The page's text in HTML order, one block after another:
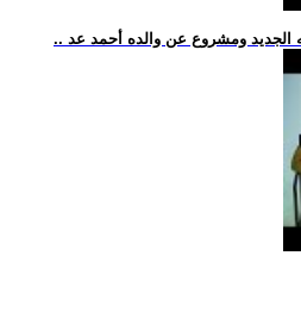
الجديد ومشروع عن والده أحمد عد